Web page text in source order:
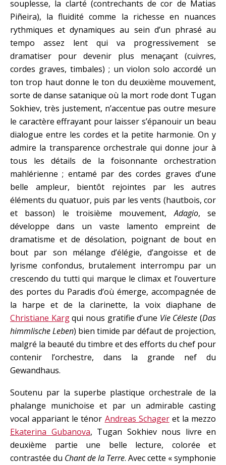
souplesse, la clarté (contrechants de cor de Matias
Piñeira), la fluidité comme la richesse en nuances
rythmiques et dynamiques au sein d’un phrasé au
tempo assez lent qui va progressivement se
dramatiser pour devenir plus menaçant (cuivres,
cordes graves, timbales) ; un violon solo accordé un
ton trop haut donne le ton du deuxième mouvement,
sorte de danse satanique où la mort rode dont Tugan
Sokhiev, très justement, n’accentue pas outre mesure
le caractère effrayant pour laisser s’épanouir un beau
dialogue entre les cordes et la petite harmonie. On y
admire la transparence orchestrale qui donne jour à
tous les détails de la foisonnante orchestration
mahlérienne ; entamé par des cordes graves d’une
belle ampleur, bientôt rejointes par les autres
éléments du quatuor, puis par les vents (hautbois, cor
et basson) le troisième mouvement,Adagio, se
développe dans un vaste lamento empreint de
dramatisme et de désolation, poignant de bout en
bout par son mélange d’élégie, d’angoisse et de
lyrisme confondus, brutalement interrompu par un
crescendo du tutti qui marque le climax et l’ouverture
des portes du Paradis d’où émerge, accompagnée de
la harpe et de la clarinette, la voix diaphane de
Christiane Kargqui nous gratifie d’une Vie Céleste (Das
himmlische Leben) bien timide par défaut de projection,
malgré la beauté du timbre et des efforts du chef pour
contenir l’orchestre, dans la grande nef du
Gewandhaus.
Soutenu par la superbe plastique orchestrale de la
phalange munichoise et par un admirable casting
vocal appariant le ténor Andreas Schageret la mezzo
Ekaterina Gubanova, Tugan Sokhiev nous livre en
deuxième partie une belle lecture, colorée et
contrastée du Chant de la Terre. Avec cette « symphonie